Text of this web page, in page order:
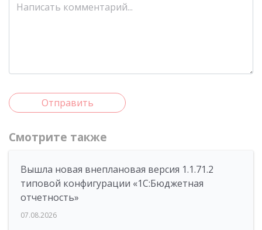
Отправить
Смотрите также
Вышла новая внеплановая версия 1.1.71.2
типовой конфигурации «1C:Бюджетная
отчетность»
07.08.2026